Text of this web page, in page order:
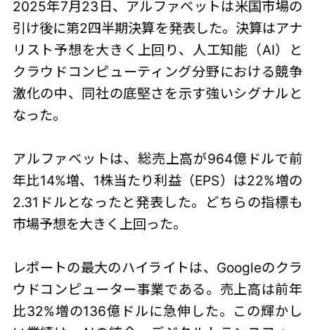
2025年7月23日、アルファベットは米国市場の
引け後に第2四半期決算を発表した。決算はアナ
リスト予想を大きく上回り、人工知能（AI）と
クラウドコンピューティング分野における競争
激化の中、同社の底堅さを示す強いシグナルと
なった。
アルファベットは、総売上高が964億ドルで前
年比14%増、1株当たり利益（EPS）は22%増の
2.31ドルとなったと発表した。どちらの指標も
市場予想を大きく上回った。
レポートの最大のハイライトは、Googleのクラ
ウドコンピューター事業である。売上高は前年
比32%増の136億ドルに急伸した。この輝かし